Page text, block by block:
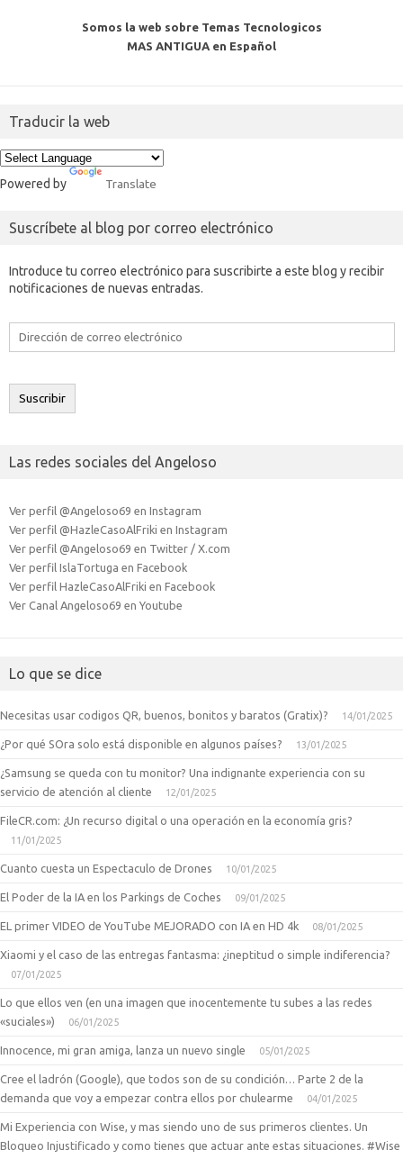
Somos la web sobre Temas Tecnologicos
MAS ANTIGUA en Español
Traducir la web
Powered by Translate
Suscríbete al blog por correo electrónico
Introduce tu correo electrónico para suscribirte a este blog y recibir
notificaciones de nuevas entradas.
Dirección
electrónico
Suscribir
Las redes sociales del Angeloso
Ver perfil @Angeloso69 en Instagram
Ver perfil @HazleCasoAlFriki en Instagram
Ver perfil @Angeloso69 en Twitter / X.com
Ver perfil IslaTortuga en Facebook
Ver perfil HazleCasoAlFriki en Facebook
Ver Canal Angeloso69 en Youtube
Lo que se dice
Necesitas usar codigos QR, buenos, bonitos y baratos (Gratix)? 14/01/2025
¿Por qué SOra solo está disponible en algunos países? 13/01/2025
¿Samsung se queda con tu monitor? Una indignante experiencia con su
servicio de atención al cliente
12/01/2025
FileCR.com: ¿Un recurso digital o una operación en la economía gris?
11/01/2025
Cuanto cuesta un Espectaculo de Drones 10/01/2025
El Poder de la IA en los Parkings de Coches 09/01/2025
EL primer VIDEO de YouTube MEJORADO con IA en HD 4k 08/01/2025
Xiaomi y el caso de las entregas fantasma: ¿ineptitud o simple indiferencia?
07/01/2025
Lo que ellos ven (en una imagen que inocentemente tu subes a las redes
«suciales»)
06/01/2025
Innocence, mi gran amiga, lanza un nuevo single 05/01/2025
Cree el ladrón (Google), que todos son de su condición… Parte 2 de la
demanda que voy a empezar contra ellos por chulearme
04/01/2025
Mi Experiencia con Wise, y mas siendo uno de sus primeros clientes. Un
Bloqueo Injustificado y como tienes que actuar ante estas situaciones. #Wise